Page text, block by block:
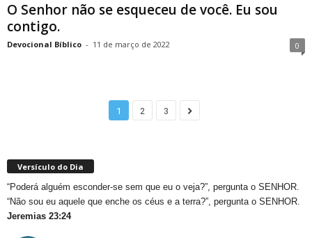
O Senhor não se esqueceu de você. Eu sou
contigo.
Devocional Bíblico - 11 de março de 2022 0
1 2 3
Versículo do Dia
“Poderá alguém esconder-se sem que eu o veja?”, pergunta o SENHOR.
“Não sou eu aquele que enche os céus e a terra?”, pergunta o SENHOR.
Jeremias 23:24